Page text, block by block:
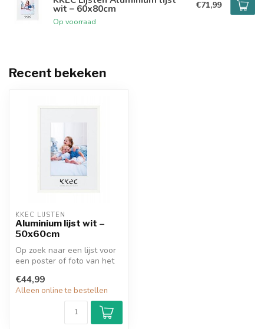
wit – 60x80cm
Op voorraad
€71,99
Recent bekeken
KKEC LIJSTEN
Aluminium lijst wit –
50x60cm
Op zoek naar een lijst voor
een poster of foto van het
€44,99
Alleen online te bestellen